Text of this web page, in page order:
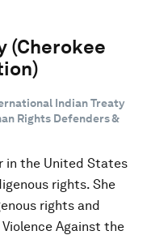
(Cherokee
Indian Treaty
Rights Defenders &
in the United States
rights. She
rights and
Against the